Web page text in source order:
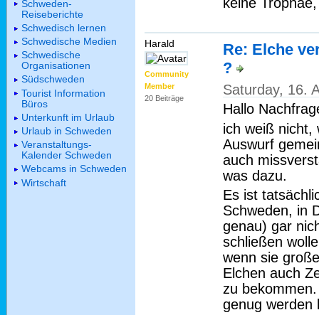
Harald
Community
Member
20 Beiträge
Re: Elche
?
Saturday, 16.
Hallo
ich weiß nicht,
Auswurf
auch
was dazu.
Es ist
Schweden, in
genau) gar
schließen
wenn sie
Elchen auch
zu
genug werden
Schweden-
Reiseberichte
Schwedisch lernen
Schwedische Medien
Schwedische
Organisationen
Südschweden
Tourist Information
Büros
Unterkunft im Urlaub
Urlaub in Schweden
Veranstaltungs-
Kalender Schweden
Webcams in Schweden
Wirtschaft